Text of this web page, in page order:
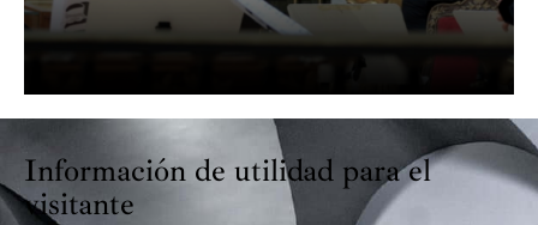
Información de utilidad para el
visitante